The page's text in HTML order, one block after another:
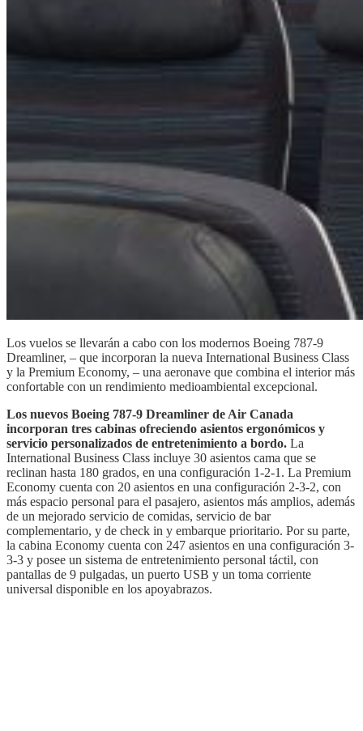
Los vuelos se llevarán a cabo con los modernos Boeing 787-9
Dreamliner, – que incorporan la nueva International Business Class
y la Premium Economy, – una aeronave que combina el interior más
confortable con un rendimiento medioambiental excepcional.
Los nuevos Boeing 787-9 Dreamliner de Air Canada
incorporan tres cabinas ofreciendo asientos ergonómicos y
servicio personalizados de entretenimiento a bordo. La
International Business Class incluye 30 asientos cama que se
reclinan hasta 180 grados, en una configuración 1-2-1. La Premium
Economy cuenta con 20 asientos en una configuración 2-3-2, con
más espacio personal para el pasajero, asientos más amplios, además
de un mejorado servicio de comidas, servicio de bar
complementario, y de check in y embarque prioritario. Por su parte,
la cabina Economy cuenta con 247 asientos en una configuración 3-
3-3 y posee un sistema de entretenimiento personal táctil, con
pantallas de 9 pulgadas, un puerto USB y un toma corriente
universal disponible en los apoyabrazos.